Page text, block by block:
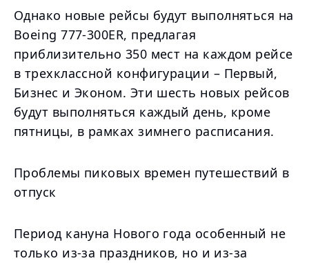
Однако новые рейсы будут выполняться на
Boeing 777-300ER, предлагая
приблизительно 350 мест на каждом рейсе
в трехклассной конфигурации – Первый,
Бизнес и Эконом. Эти шесть новых рейсов
будут выполняться каждый день, кроме
пятницы, в рамках зимнего расписания.
Проблемы пиковых времен путешествий в
отпуск
Период кануна Нового года особенный не
только из-за праздников, но и из-за